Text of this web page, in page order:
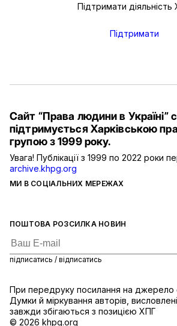
Підтримати діяльність
Підтримати
ПОШТОВА РОЗСИЛКА НОВИН
підписатись / відписатись
МИ В СОЦІАЛЬНИХ МЕРЕЖАХ
Сайт “Права людини в Україні”
підтримується Харківською
групою з 1999 року.
Увага! Публікації з 1999 по 2022 роки
archive.khpg.org
При передруку посилання на джерело
Думки й міркування авторів,
завжди збігаються з позицією ХПГ
© 2026 khpg.org